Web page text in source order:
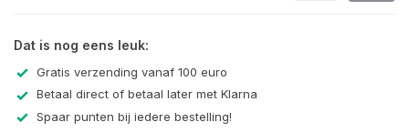
Dat is nog eens leuk:
Gratis verzending vanaf 100 euro
Betaal direct of betaal later met Klarna
Spaar punten bij iedere bestelling!